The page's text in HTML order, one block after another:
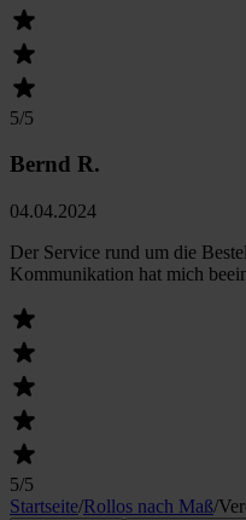
5/5
Bernd R.
04.04.2024
Der Service rund um die
Kommunikation hat mich
5/5
Startseite/Rollos nach Maß/